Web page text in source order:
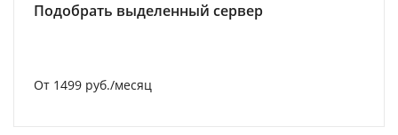
Подобрать выделенный сервер
От 1499 руб./месяц